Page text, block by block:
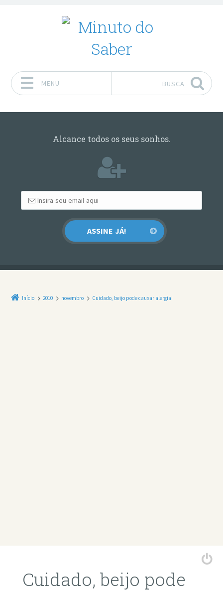
MENU BUSCA
Alcance todos os seus sonhos.
Início 2010 novembro Cuidado, beijo pode causar alergia!
Cuidado, beijo pode